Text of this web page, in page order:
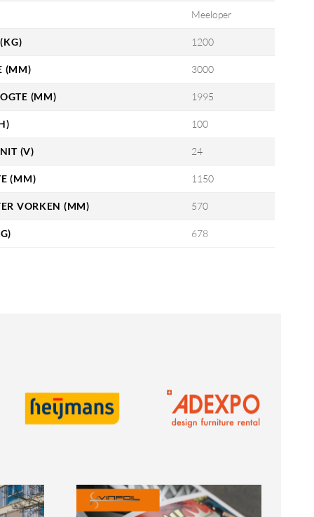
Meeloper
1200
(MM) 3000
(MM) 1995
100
(V) 24
(MM) 1150
VORKEN (MM) 570
678